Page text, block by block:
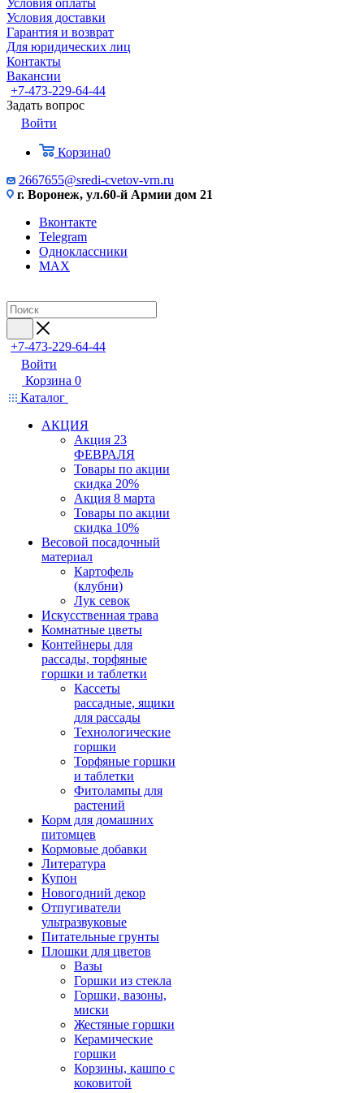
Условия оплаты
Условия доставки
Гарантия и возврат
Для юридических лиц
Контакты
Вакансии
+7-473-229-64-44
Задать вопрос
Войти
Корзина0
2667655@sredi-cvetov-vrn.ru
г. Воронеж, ул.60-й Армии дом 21
Вконтакте
Telegram
Одноклассники
MAX
+7-473-229-64-44
Войти
Корзина 0
Каталог
АКЦИЯ
Акция 23
ФЕВРАЛЯ
Товары по акции
скидка 20%
Акция 8 марта
Товары по акции
скидка 10%
Весовой посадочный
материал
Картофель
(клубни)
Лук севок
Искусственная трава
Комнатные цветы
Контейнеры для
рассады, торфяные
горшки и таблетки
Кассеты
рассадные, ящики
для рассады
Технологические
горшки
Торфяные горшки
и таблетки
Фитолампы для
растений
Корм для домашних
питомцев
Кормовые добавки
Литература
Купон
Новогодний декор
Отпугиватели
ультразвуковые
Питательные грунты
Плошки для цветов
Вазы
Горшки из стекла
Горшки, вазоны,
миски
Жестяные горшки
Керамические
горшки
Корзины, кашпо с
коковитой